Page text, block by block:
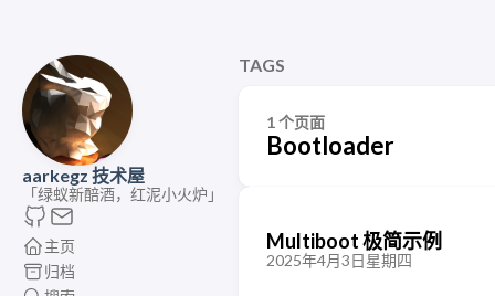
aarkegz 技术屋
「绿蚁新醅酒，红泥小火炉」
主页
归档
TAGS
1 个页面
Bootloader
Multiboot 极简示例
2025年4月3日星期四